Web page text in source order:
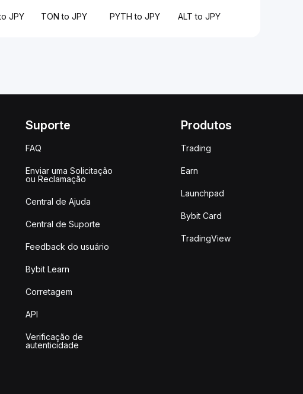
JPY TON to JPY PYTH to JPY ALT to JPY
Suporte
FAQ
Enviar uma Solicitação
ou Reclamação
Central de Ajuda
Central de Suporte
Feedback do usuário
Bybit Learn
Corretagem
API
Verificação de
autenticidade
Produtos
Trading
Earn
Launchpad
Bybit Card
TradingView